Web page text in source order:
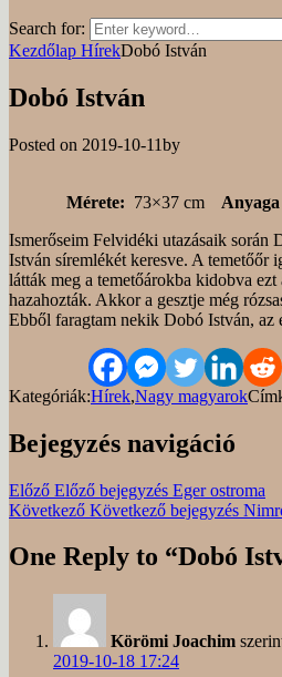
Search for:
Kezdőlap HírekDobó István
Dobó István
Posted on 2019-10-11by
Mérete: 73×37 cm Anyaga
Ismerőseim Felvidéki utazásaik során
István síremlékét keresve. A temetőőr
látták meg a temetőárokba kidobva
hazahozták. Akkor a gesztje még
Ebből faragtam nekik Dobó István, az
Kategóriák:Hírek,Nagy magyarok
Bejegyzés navigáció
Előző Előző bejegyzés Eger ostroma
Következő Következő bejegyzés
One Reply to “Dobó
Körömi Joachim
2019-10-18 17:24